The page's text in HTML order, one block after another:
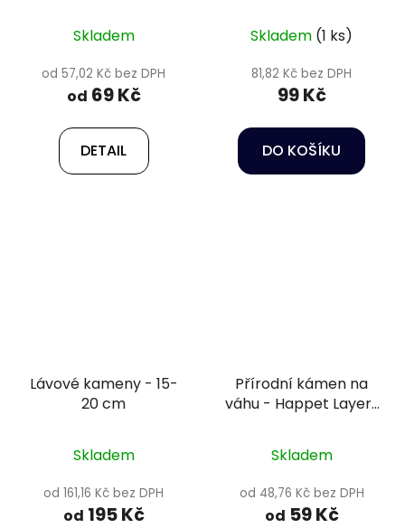
Skladem
od 57,02 Kč bez DPH
od 69 Kč
DETAIL
Skladem (1 ks)
81,82 Kč bez DPH
99 Kč
DO KOŠÍKU
Lávové kameny - 15-
20 cm
Skladem
od 161,16 Kč bez DPH
od 195 Kč
Přírodní kámen na
váhu - Happet Layers
Skladem
od 48,76 Kč bez DPH
od 59 Kč